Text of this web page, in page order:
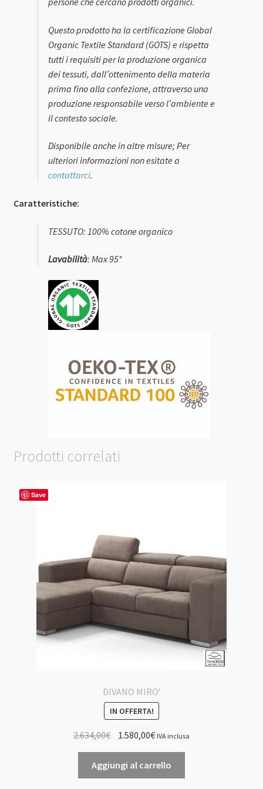
Questo prodotto ha la certificazione Global
Organic Textile Standard (GOTS) e rispetta
tutti i requisiti per la produzione organica
dei tessuti, dall’ottenimento della materia
prima fino alla confezione, attraverso una
produzione responsabile verso l’ambiente e
il contesto sociale.
Disponibile anche in altre misure; Per
ulteriori informazioni non esitate a
contattarci.
Caratteristiche:
TESSUTO: 100% cotone organico
Lavabilità: Max 95°
Prodotti correlati
Save
DIVANO MIRO’
IN OFFERTA!
2.634,00€
originale
era:
1.580,00€Il
attuale
è:
IVA inclusa
Aggiungi al carrello